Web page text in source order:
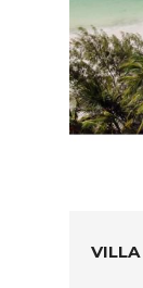
VILLA